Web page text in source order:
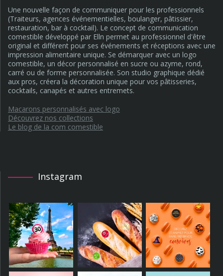
Une nouvelle façon de communiquer pour les professionnels
(Traiteurs, agences événementielles, boulanger, pâtissier,
restauration, bar à cocktail). Le concept de communication
comestible développé par Elln permet au professionnel d'être
original et différent pour ses événements et réceptions avec une
impression alimentaire unique. Se démarquer avec un logo
comestible, un décor personnalisé en sucre ou azyme, rond,
carré ou de forme personnalisée. Son studio graphique dédié
aux pros, créera la décoration unique pour vos pâtisseries,
cocktails, canapés et autres entremets.
Macarons personnalisés avec logo
Découvrez nos collections
Le blog de la com comestible
Instagram